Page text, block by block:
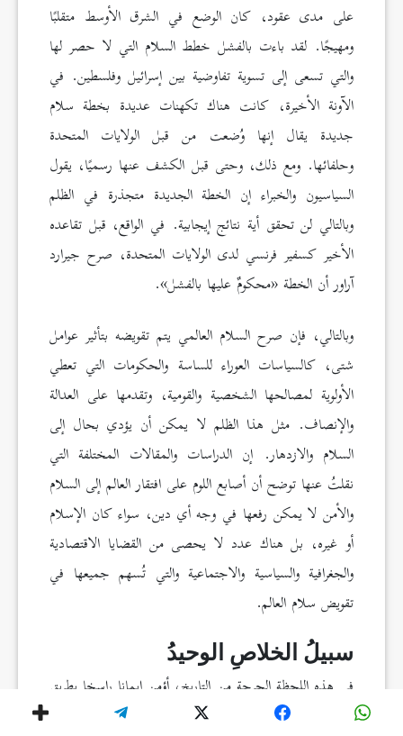
على مدى عقود، كان الوضع في الشرق الأوسط متقلبًا
ومهيجًا. لقد باءت بالفشل خطط السلام التي لا حصر لها
والتي تسعى إلى تسوية تفاوضية بين إسرائيل وفلسطين. في
الآونة الأخيرة، كانت هناك تكهنات عديدة بخطة سلام
جديدة يقال إنها وُضعت من قبل الولايات المتحدة
وحلفائها. ومع ذلك، وحتى قبل الكشف عنها رسميًا، يقول
السياسيون والخبراء إن الخطة الجديدة متجذرة في الظلم
وبالتالي لن تحقق أية نتائج إيجابية. في الواقع، قبل تقاعده
الأخير كسفير فرنسي لدى الولايات المتحدة، صرح جيرارد
آراور أن الخطة «محكومٌ عليها بالفشل».
وبالتالي، فإن صرح السلام العالمي يتم تقويضه بتأثير عوامل
شتى، كالسياسات العوراء للساسة والحكومات التي تعطي
الأولوية لمصالحها الشخصية والقومية، وتقدمها على العدالة
والإنصاف. مثل هذا الظلم لا يمكن أن يؤدي بحال إلى
السلام والازدهار. إن الدراسات والمقالات المختلفة التي
نقلتُ عنها توضح أن أصابع اللوم على افتقار العالم إلى السلام
والأمن لا يمكن رفعها في وجه أي دين، سواء كان الإسلام
أو غيره، بل هناك عدد لا يحصى من القضايا الاقتصادية
والجغرافية والسياسية والاجتماعية والتي تُسهم جميعها في
تقويض سلام العالم.
سبيلُ الخلاصِ الوحيدُ
في هذه اللحظة الحرجة من التاريخ، أؤمن إيمانا راسخا بطريق
واحد فقط لوضع حدٍ للتحديات الكبرى في عصرنا. هذا